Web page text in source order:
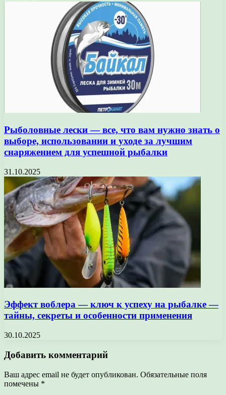
Рыболовные лески — все, что вам нужно знать о
выборе, использовании и уходе за лучшим
снаряжением для успешной рыбалки
31.10.2025
Эффект воблера — ключ к успеху на рыбалке —
тайны, секреты и особенности применения
30.10.2025
Добавить комментарий
Ваш адрес email не будет опубликован. Обязательные поля
помечены *